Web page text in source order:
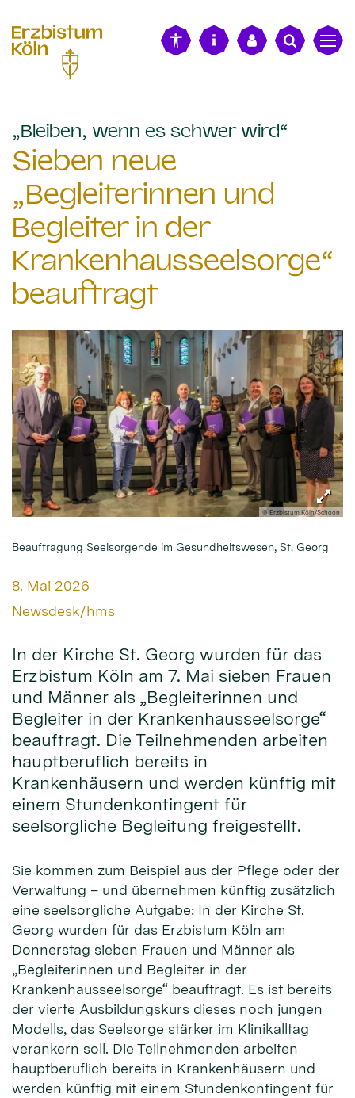
„Bleiben, wenn es schwer wird“
Sieben neue
„Begleiterinnen und
Begleiter in der
Krankenhausseelsorge“
beauftragt
© Erzbistum Köln/Schoon
Beauftragung Seelsorgende im Gesundheitswesen, St. Georg
Datum:
8. Mai 2026
Von:
Newsdesk/hms
In der Kirche St. Georg wurden für das
Erzbistum Köln am 7. Mai sieben Frauen
und Männer als „Begleiterinnen und
Begleiter in der Krankenhausseelsorge“
beauftragt. Die Teilnehmenden arbeiten
hauptberuflich bereits in
Krankenhäusern und werden künftig mit
einem Stundenkontingent für
seelsorgliche Begleitung freigestellt.
Sie kommen zum Beispiel aus der Pflege oder der
Verwaltung – und übernehmen künftig zusätzlich
eine seelsorgliche Aufgabe: In der Kirche St.
Georg wurden für das Erzbistum Köln am
Donnerstag sieben Frauen und Männer als
„Begleiterinnen und Begleiter in der
Krankenhausseelsorge“ beauftragt. Es ist bereits
der vierte Ausbildungskurs dieses noch jungen
Modells, das Seelsorge stärker im Klinikalltag
verankern soll. Die Teilnehmenden arbeiten
hauptberuflich bereits in Krankenhäusern und
werden künftig mit einem Stundenkontingent für